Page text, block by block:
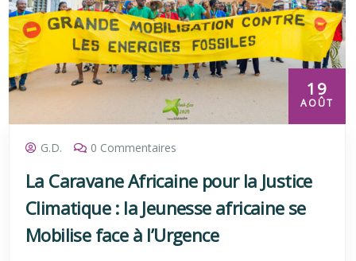
19
AOÛT
G.D. 0 Commentaires
La Caravane Africaine pour la Justice
Climatique : la Jeunesse africaine se
Mobilise face à l’Urgence